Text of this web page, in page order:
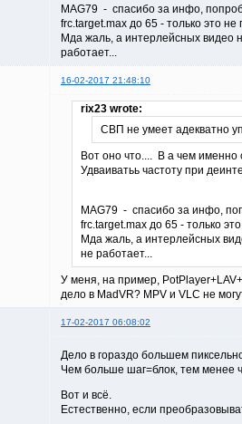
MAG79 - спасибо за инфо,
frc.target.max до 65 - только это
Мда жаль, а интерлейсных видео
работает...
16-02-2017 21:48:10
rix23 wrote:
СВП не умеет адекватно
Вот оно что.... В а чем именно
Удваиватьь частоту при
MAG79 - спасибо за инфо,
frc.target.max до 65 - только
Мда жаль, а интерлейсных
не работает...
У меня, на пример,
дело в MadVR? MPV и VLC не
17-02-2017 06:08:02
Дело в гораздо большем
Чем больше шаг=блок, тем менее
Вот и всё.
Естественно, если